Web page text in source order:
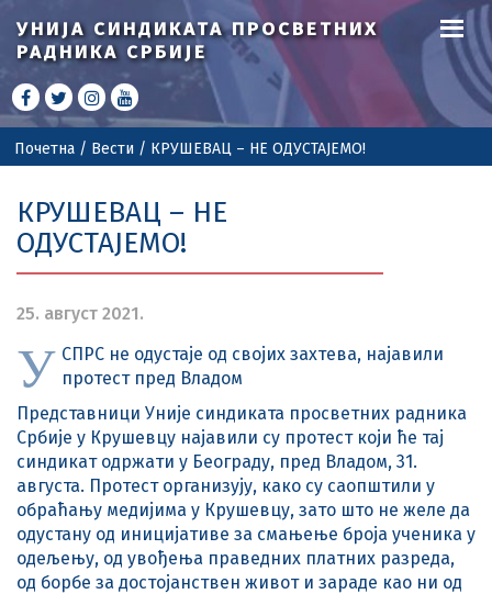
УНИЈА СИНДИКАТАПРОСВЕТНИХ
РАДНИКА СРБИЈЕ
Почетна / Вести / КРУШЕВАЦ – НЕ ОДУСТАЈЕМО!
КРУШЕВАЦ – НЕ
ОДУСТАЈЕМО!
25. август 2021.
У СПРС не одустаје од својих захтева, најавили
протест пред Владом
Представници Уније синдиката просветних радника
Србије у Крушевцу најавили су протест који ће тај
синдикат одржати у Београду, пред Владом, 31.
августа. Протест организују, како су саопштили у
обраћању медијима у Крушевцу, зато што не желе да
одустану од иницијативе за смањење броја ученика у
одељењу, од увођења праведних платних разреда,
од борбе за достојанствен живот и зараде као ни од